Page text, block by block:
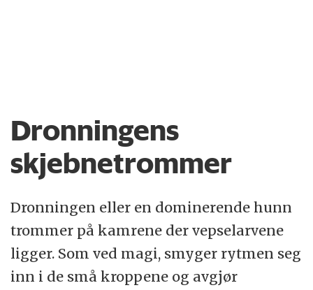
Dronningens
skjebnetrommer
Dronningen eller en dominerende hunn
trommer på kamrene der vepselarvene
ligger. Som ved magi, smyger rytmen seg
inn i de små kroppene og avgjør